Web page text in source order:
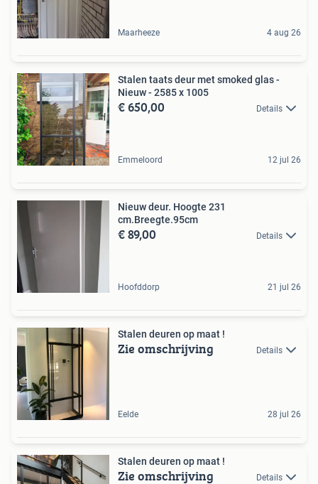
Maarheeze 4 aug 26
Stalen taats deur met smoked glas -
Nieuw - 2585 x 1005
€ 650,00 Details
Emmeloord 12 jul 26
Nieuw deur. Hoogte 231
cm.Breegte.95cm
€ 89,00 Details
Hoofddorp 21 jul 26
Stalen deuren op maat !
Zie omschrijving Details
Eelde 28 jul 26
Stalen deuren op maat !
Zie omschrijving Details